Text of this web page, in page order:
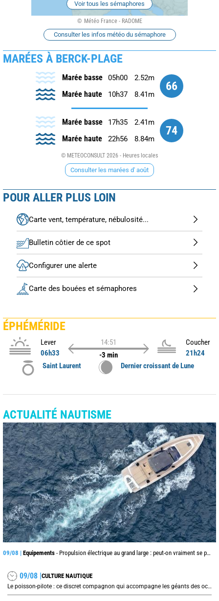
Voir tous les sémaphores
Météo France - RADOME
Consulter les infos météo du sémaphore
MARÉES À BERCK-PLAGE
66
Marée basse 05h00 2.52m
Marée haute 10h37 8.41m
74
Marée basse 17h35 2.41m
Marée haute 22h56 8.84m
© METEOCONSULT 2026 - Heures locales
Consulter les marées d' août
POUR ALLER PLUS LOIN
Carte vent, température, nébulosité...
Bulletin côtier de ce spot
Configurer une alerte
Carte des bouées et sémaphores
ÉPHÉMÉRIDE
Lever
06h33
14:51
-3 min
Coucher
21h24
Saint Laurent
Dernier croissant de Lune
ACTUALITÉ NAUTISME
09/08 | Equipements - Propulsion électrique au grand large : peut-on vraiment se passer du diesel ?
09/08 |CULTURE NAUTIQUE
Le poisson-pilote : ce discret compagnon qui accompagne les géants des océans